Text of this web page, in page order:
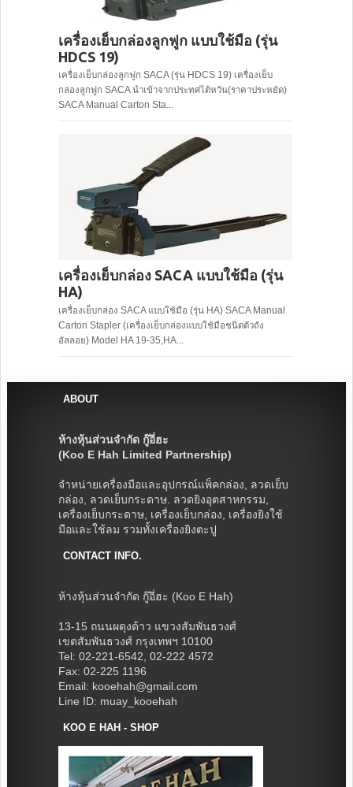
เครื่องเย็บกล่องลูกฟูก แบบใช้มือ (รุ่น
HDCS 19)
เครื่องเย็บกล่องลูกฟูก SACA (รุ่น HDCS 19) เครื่องเย็บ
กล่องลูกฟูก SACA นำเข้าจากประทศไต้หวัน(ราคาประหยัด)
SACA Manual Carton Sta...
เครื่องเย็บกล่อง SACA แบบใช้มือ (รุ่น
HA)
เครื่องเย็บกล่อง SACA แบบใช้มือ (รุ่น HA) SACA Manual
Carton Stapler (เครื่องเย็บกล่องแบบใช้มือชนิดตัวถัง
อัลลอย) Model HA 19-35,HA...
ABOUT
ห้างหุ้นส่วนจำกัด กู๊อี่ฮะ
(Koo E Hah Limited Partnership)
จำหน่ายเครื่องมือและอุปกรณ์แพ็คกล่อง, ลวดเย็บ
กล่อง, ลวดเย็บกระดาษ. ลวดยิงอุตสาหกรรม,
เครื่องเย็บกระดาษ, เครื่องเย็บกล่อง, เครื่องยิงใช้
มือและใช้ลม รวมทั้งเครื่องยิงตะปู
CONTACT INFO.
ห้างหุ้นส่วนจำกัด กู๊อี่ฮะ (Koo E Hah)
13-15 ถนนผดุงด้าว แขวงสัมพันธวงศ์
เขตสัมพันธวงศ์ กรุงเทพฯ 10100
Tel: 02-221-6542, 02-222 4572
Fax: 02-225 1196
Email: kooehah@gmail.com
Line ID: muay_kooehah
KOO E HAH - SHOP